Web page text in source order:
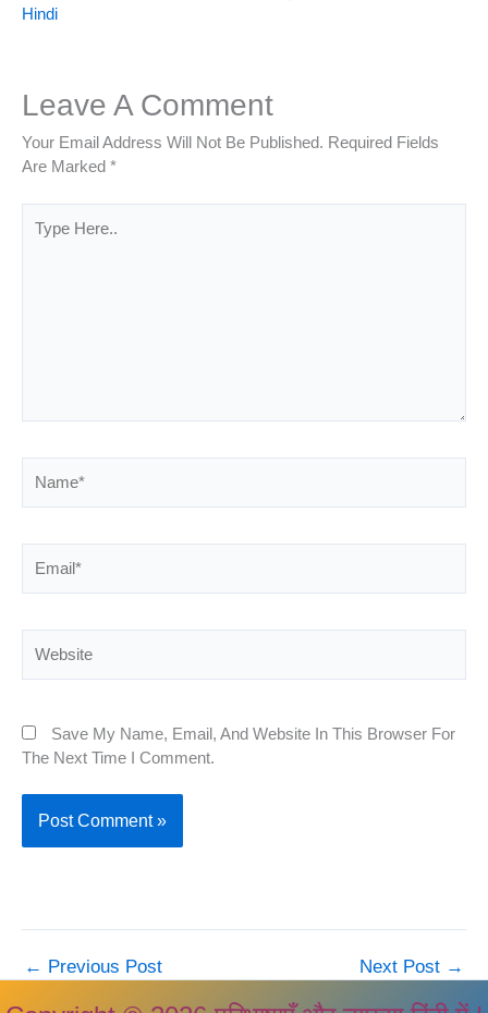
Hindi
Leave A Comment
Your Email Address Will Not Be Published. Required Fields
Are Marked *
Here..
Save My Name, Email, And Website In This Browser For
The Next Time I Comment.
← Previous Post Next Post →